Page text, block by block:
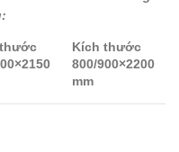
Kích thước
800/900×2200
mm